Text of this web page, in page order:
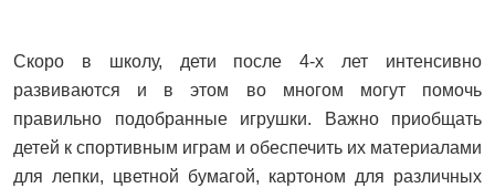
Скоро в школу, дети после 4-х лет интенсивно
развиваются и в этом во многом могут помочь
правильно подобранные игрушки. Важно приобщать
детей к спортивным играм и обеспечить их материалами
для лепки, цветной бумагой, картоном для различных